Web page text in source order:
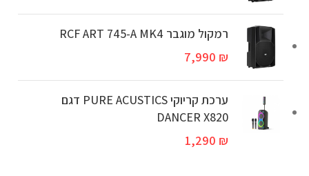
‏רמקול מוגבר RCF ART 745-A MK4
7,990 ₪
ערכת קריוקי PURE ACUSTICS דגם
DANCER X820
1,290 ₪